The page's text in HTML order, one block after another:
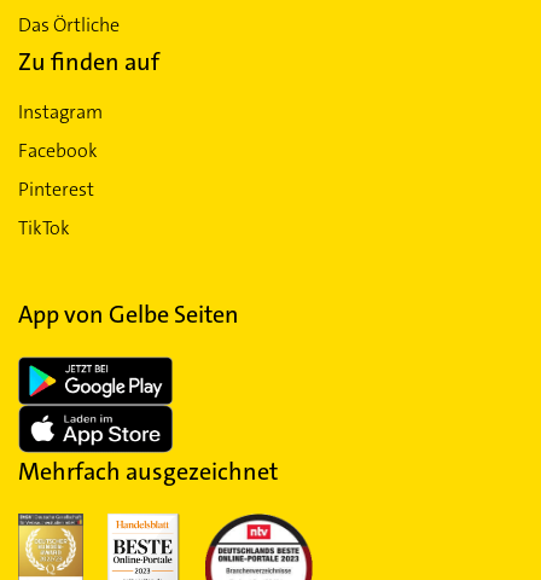
Das Örtliche
Zu finden auf
Instagram
Facebook
Pinterest
TikTok
App von Gelbe Seiten
Mehrfach ausgezeichnet